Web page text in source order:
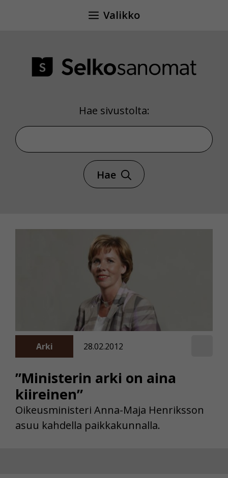
Valikko
Hae sivustolta:
Hae sivustolta
Hae
”Ministerin arki on aina
kiireinen”
Arki 28.02.2012
Oikeusministeri Anna-Maja Henriksson
asuu kahdella paikkakunnalla.